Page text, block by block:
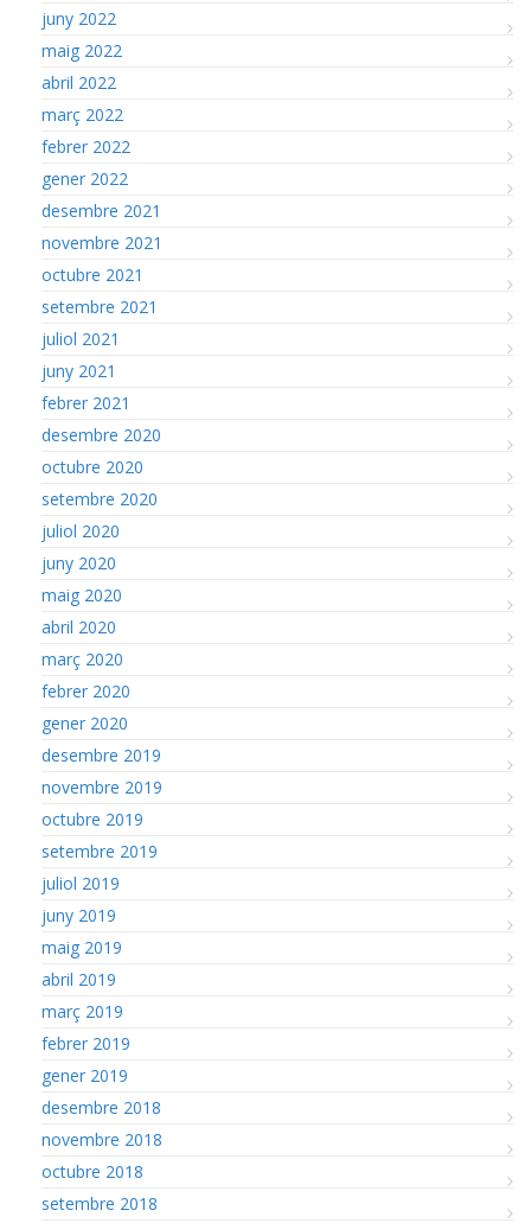
juny 2022
maig 2022
abril 2022
març 2022
febrer 2022
gener 2022
desembre 2021
novembre 2021
octubre 2021
setembre 2021
juliol 2021
juny 2021
febrer 2021
desembre 2020
octubre 2020
setembre 2020
juliol 2020
juny 2020
maig 2020
abril 2020
març 2020
febrer 2020
gener 2020
desembre 2019
novembre 2019
octubre 2019
setembre 2019
juliol 2019
juny 2019
maig 2019
abril 2019
març 2019
febrer 2019
gener 2019
desembre 2018
novembre 2018
octubre 2018
setembre 2018